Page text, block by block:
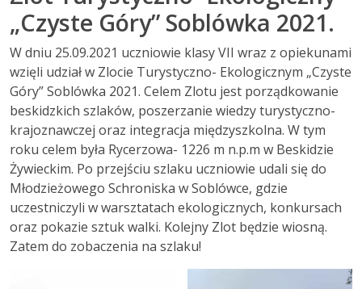
„Czyste Góry” Soblówka 2021.
W dniu 25.09.2021 uczniowie klasy VII wraz z opiekunami
wzięli udział w Zlocie Turystyczno- Ekologicznym „Czyste
Góry” Soblówka 2021. Celem Zlotu jest porządkowanie
beskidzkich szlaków, poszerzanie wiedzy turystyczno-
krajoznawczej oraz integracja międzyszkolna. W tym
roku celem była Rycerzowa- 1226 m n.p.m w Beskidzie
Żywieckim. Po przejściu szlaku uczniowie udali się do
Młodzieżowego Schroniska w Soblówce, gdzie
uczestniczyli w warsztatach ekologicznych, konkursach
oraz pokazie sztuk walki. Kolejny Zlot będzie wiosną.
Zatem do zobaczenia na szlaku!